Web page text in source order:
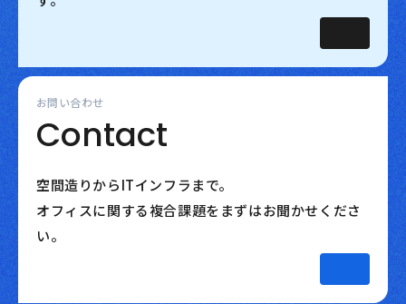
お問い合わせ
Contact
空間造りからITインフラまで。
オフィスに関する複合課題をまずはお聞かせくださ
い。